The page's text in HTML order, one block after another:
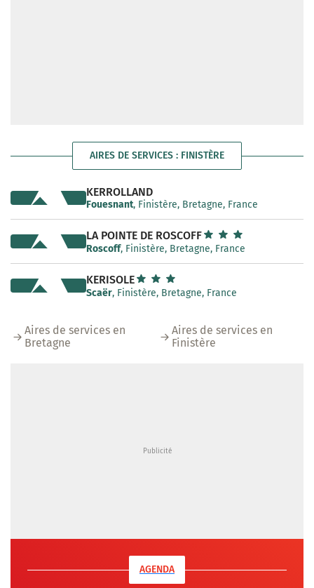
AIRES DE SERVICES : FINISTÈRE
KERROLLAND
Fouesnant, Finistère, Bretagne, France
LA POINTE DE ROSCOFF
Roscoff, Finistère, Bretagne, France
KERISOLE
Scaër, Finistère, Bretagne, France
Aires de services en
Bretagne
Aires de services en
Finistère
AGENDA